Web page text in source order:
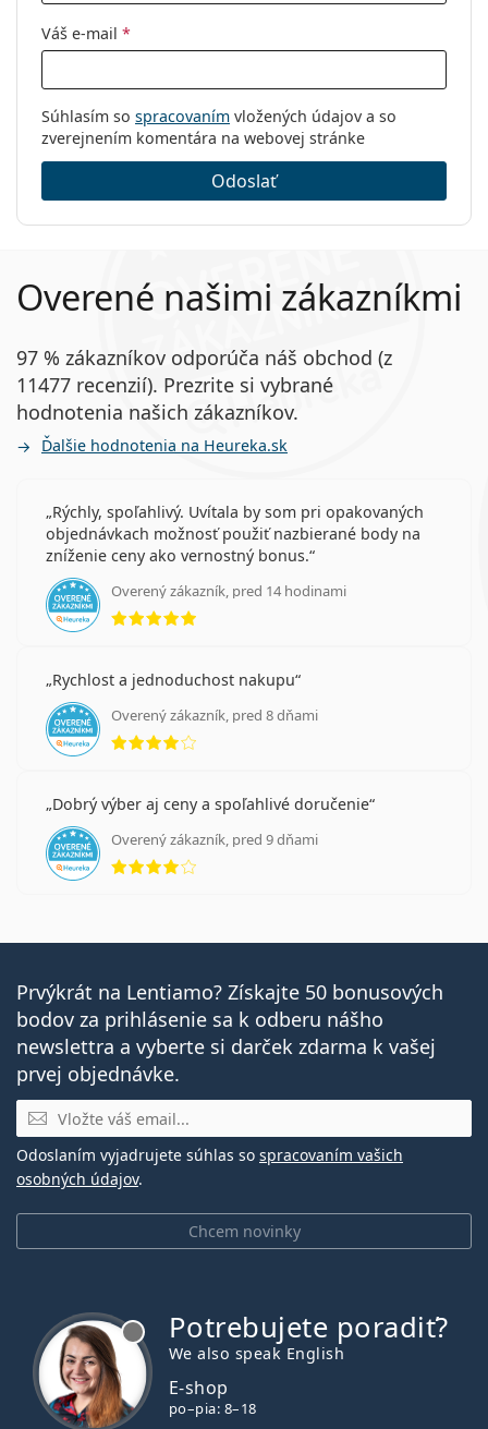
Váš e-mail *
Súhlasím so spracovaním vložených údajov a so
zverejnením komentára na webovej stránke
Odoslať
Overené našimi zákazníkmi
97 % zákazníkov odporúča náš obchod (z
11477 recenzií). Prezrite si vybrané
hodnotenia našich zákazníkov.
Ďalšie hodnotenia na Heureka.sk
Rýchly, spoľahlivý. Uvítala by som pri opakovaných
objednávkach možnosť použiť nazbierané body na
zníženie ceny ako vernostný bonus.
Overený zákazník, pred 14 hodinami
hodnotenie 5 z 5
Rychlost a jednoduchost nakupu
Overený zákazník, pred 8 dňami
hodnotenie 4 z 5
Dobrý výber aj ceny a spoľahlivé doručenie
Overený zákazník, pred 9 dňami
hodnotenie 4 z 5
Prvýkrát na Lentiamo? Získajte 50 bonusových
bodov za prihlásenie sa k odberu nášho
newslettra a vyberte si darček zdarma k vašej
prvej objednávke.
E-mail
Chcem novinky
Odoslaním vyjadrujete súhlas so spracovaním vašich
osobných údajov.
Potrebujete poradiť?
We also speak English
E-shop
po–pia: 8–18